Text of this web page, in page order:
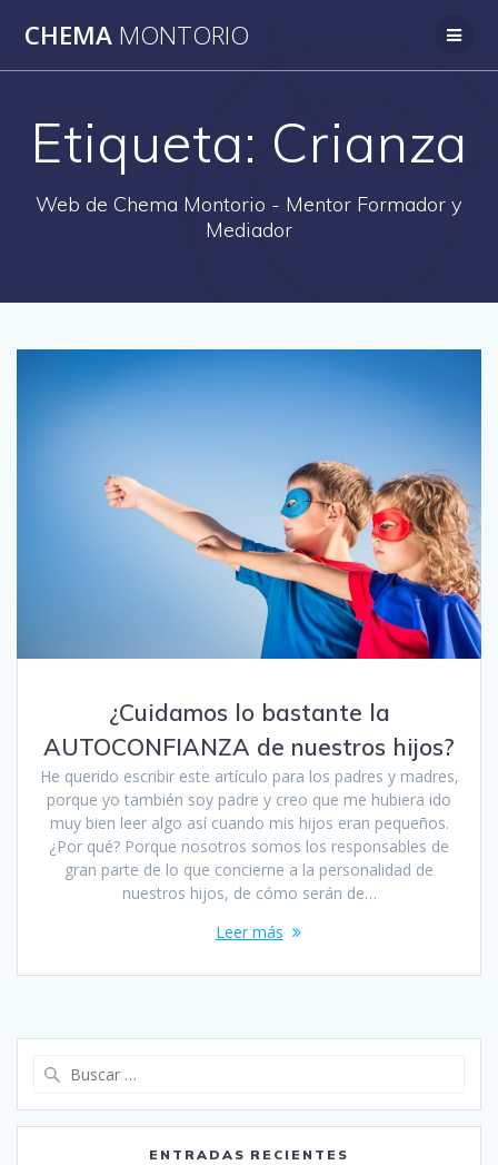
CHEMA MONTORIO
Etiqueta: Crianza
Web de Chema Montorio - Mentor Formador y
Mediador
¿Cuidamos lo bastante la
AUTOCONFIANZA de nuestros hijos?
He querido escribir este artículo para los padres y madres,
porque yo también soy padre y creo que me hubiera ido
muy bien leer algo así cuando mis hijos eran pequeños.
¿Por qué? Porque nosotros somos los responsables de
gran parte de lo que concierne a la personalidad de
nuestros hijos, de cómo serán de…
Leer más
ENTRADAS RECIENTES